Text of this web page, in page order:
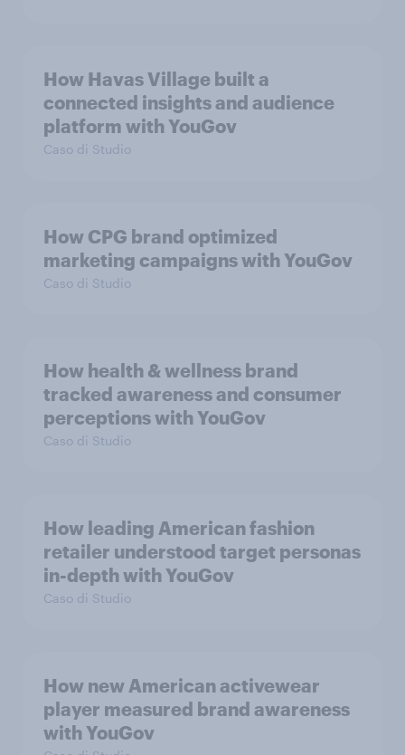
How Havas Village built a
connected insights and audience
platform with YouGov
Caso di Studio
How CPG brand optimized
marketing campaigns with YouGov
Caso di Studio
How health & wellness brand
tracked awareness and consumer
perceptions with YouGov
Caso di Studio
How leading American fashion
retailer understood target personas
in-depth with YouGov
Caso di Studio
How new American activewear
player measured brand awareness
with YouGov